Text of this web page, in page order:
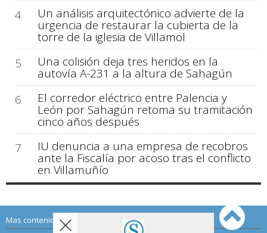
4
Un análisis arquitectónico advierte de la
urgencia de restaurar la cubierta de la
torre de la iglesia de Villamol
5
Una colisión deja tres heridos en la
autovía A-231 a la altura de Sahagún
6
El corredor eléctrico entre Palencia y
León por Sahagún retoma su tramitación
cinco años después
7
IU denuncia a una empresa de recobros
ante la Fiscalía por acoso tras el conflicto
en Villamuñío
Mas contenido de Sahagún Digital: